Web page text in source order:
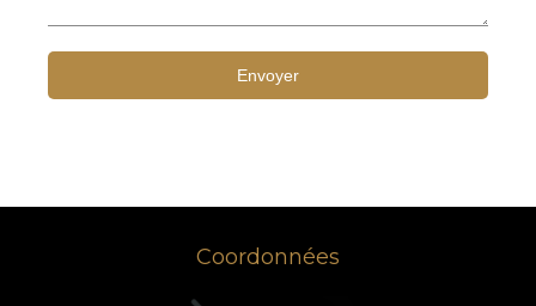
Envoyer
Coordonnées